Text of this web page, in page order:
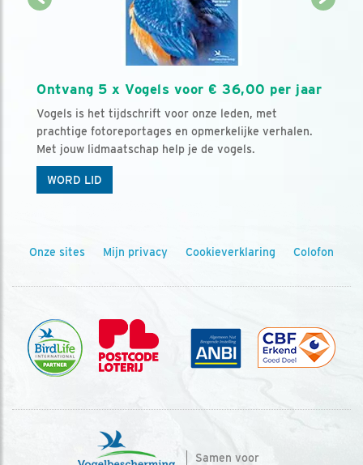
Ontvang 5 x Vogels voor € 36,00 per jaar
Vogels is het tijdschrift voor onze leden, met
prachtige fotoreportages en opmerkelijke verhalen.
Met jouw lidmaatschap help je de vogels.
WORD LID
Onze sites Mijn privacy Cookieverklaring Colofon
Samen voor